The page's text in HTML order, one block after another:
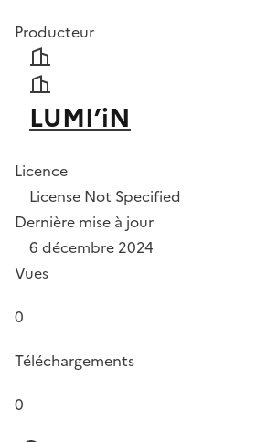
Producteur
LUMI’iN
Licence
License Not Specified
Dernière mise à jour
6 décembre 2024
Vues
0
Téléchargements
0